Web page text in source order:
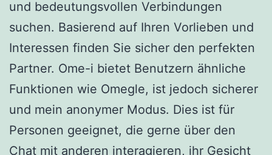
und bedeutungsvollen Verbindungen
suchen. Basierend auf Ihren Vorlieben und
Interessen finden Sie sicher den perfekten
Partner. Ome-i bietet Benutzern ähnliche
Funktionen wie Omegle, ist jedoch sicherer
und mein anonymer Modus. Dies ist für
Personen geeignet, die gerne über den
Chat mit anderen interagieren, ihr Gesicht